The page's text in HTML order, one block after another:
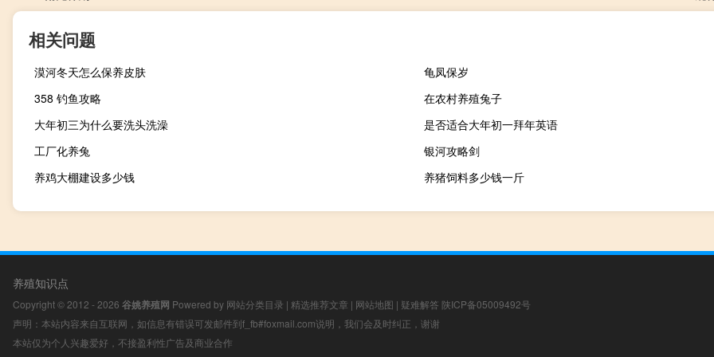
相关问题
漠河冬天怎么保养皮肤
龟凤保岁
358 钓鱼攻略
在农村养殖兔子
大年初三为什么要洗头洗澡
是否适合大年初一拜年英语
工厂化养兔
银河攻略剑
养鸡大棚建设多少钱
养猪饲料多少钱一斤
养殖知识点
Copyright © 2012 - 2026 谷姚养殖网 Powered by 网站分类目录 | 精选推荐文章 | 网站地图 | 疑难解答 陕ICP备05009492号
声明：本站内容来自互联网，如信息有错误可发邮件到f_fb#foxmail.com说明，我们会及时纠正，谢谢
本站仅为个人兴趣爱好，不接盈利性广告及商业合作